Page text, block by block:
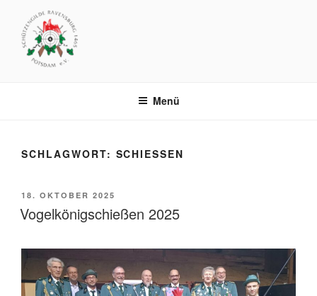
springen
RAVENSBURG1465 POTSDAM
Menü
SCHLAGWORT: SCHIESSEN
VERÖFFENTLICHT
AM
18. OKTOBER 2025
Vogelkönigschießen 2025